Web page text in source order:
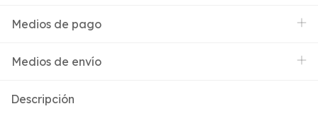
Medios de pago
Medios de envío
Descripción